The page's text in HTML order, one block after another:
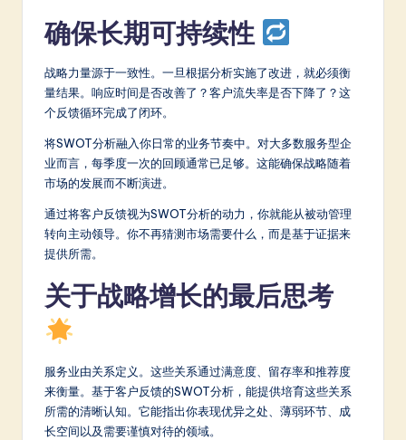
确保长期可持续性
战略力量源于一致性。一旦根据分析实施了改进，就必须衡
量结果。响应时间是否改善了？客户流失率是否下降了？这
个反馈循环完成了闭环。
将SWOT分析融入你日常的业务节奏中。对大多数服务型企
业而言，每季度一次的回顾通常已足够。这能确保战略随着
市场的发展而不断演进。
通过将客户反馈视为SWOT分析的动力，你就能从被动管理
转向主动领导。你不再猜测市场需要什么，而是基于证据来
提供所需。
关于战略增长的最后思考
服务业由关系定义。这些关系通过满意度、留存率和推荐度
来衡量。基于客户反馈的SWOT分析，能提供培育这些关系
所需的清晰认知。它能指出你表现优异之处、薄弱环节、成
长空间以及需要谨慎对待的领域。